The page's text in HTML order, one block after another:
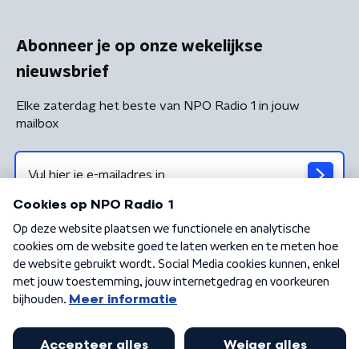
Abonneer je op onze wekelijkse
nieuwsbrief
Elke zaterdag het beste van NPO Radio 1 in jouw
mailbox
Algemene voorwaarden